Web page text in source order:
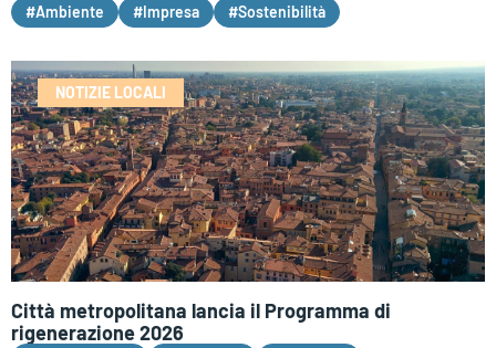
#Ambiente #Impresa #Sostenibilità
NOTIZIE LOCALI
Città metropolitana lancia il Programma di
rigenerazione 2026